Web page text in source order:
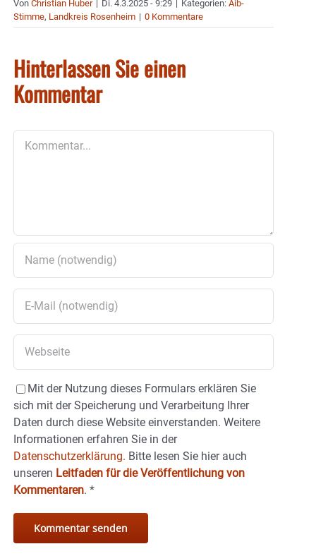
Von Christian Huber Di. 4.3.2025 - 9:29 Kategorien: Aib-
Stimme, Landkreis Rosenheim | 0 Kommentare
Hinterlassen Sie einen
Kommentar
Mit der Nutzung dieses Formulars erklären Sie
sich mit der Speicherung und Verarbeitung Ihrer
Daten durch diese Website einverstanden. Weitere
Informationen erfahren Sie in der
Datenschutzerklärung. Bitte lesen Sie hier auch
unseren Leitfaden für die Veröffentlichung von
Kommentaren. *